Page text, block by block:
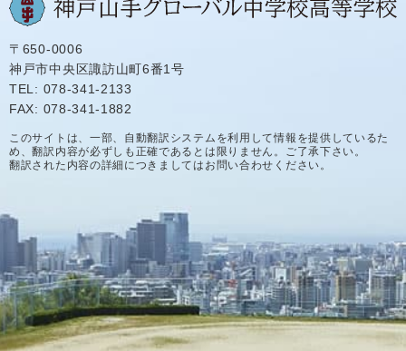
〒650-0006
神戸市中央区諏訪山町6番1号
TEL: 078-341-2133
FAX: 078-341-1882
このサイトは、一部、自動翻訳システムを利用して情報を提供しているた
め、翻訳内容が必ずしも正確であるとは限りません。ご了承下さい。
翻訳された内容の詳細につきましてはお問い合わせください。